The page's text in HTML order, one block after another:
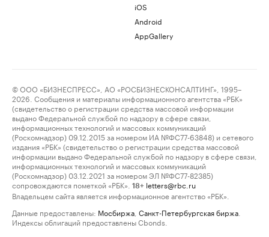
iOS
Android
AppGallery
© ООО «БИЗНЕСПРЕСС», АО «РОСБИЗНЕСКОНСАЛТИНГ», 1995–
2026. Сообщения и материалы информационного агентства «РБК»
(свидетельство о регистрации средства массовой информации
выдано Федеральной службой по надзору в сфере связи,
информационных технологий и массовых коммуникаций
(Роскомнадзор) 09.12.2015 за номером ИА №ФС77-63848) и сетевого
издания «РБК» (свидетельство о регистрации средства массовой
информации выдано Федеральной службой по надзору в сфере связи,
информационных технологий и массовых коммуникаций
(Роскомнадзор) 03.12.2021 за номером ЭЛ №ФС77-82385)
сопровождаются пометкой «РБК».
18+ letters@rbc.ru
Владельцем сайта является информационное агентство «РБК».
Данные предоставлены: Мосбиржа Санкт-Петербургская биржа
Индексы облигаций предоставлены Cbonds.